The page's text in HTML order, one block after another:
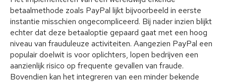
betaalmethode zoals PayPal lijkt bijvoorbeeld in eerste
instantie misschien ongecompliceerd. Bij nader inzien blijkt
echter dat deze betaaloptie gepaard gaat met een hoog
niveau van frauduleuze activiteiten. Aangezien PayPal een
populair doelwit is voor oplichters, lopen bedrijven een
aanzienlijk risico op frequente gevallen van fraude.
Bovendien kan het integreren van een minder bekende